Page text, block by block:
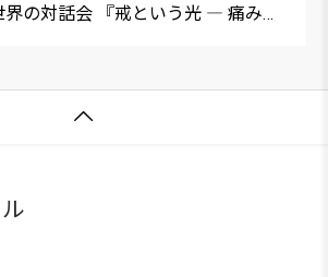
界の対話会 『戒という光 ― 痛み、
